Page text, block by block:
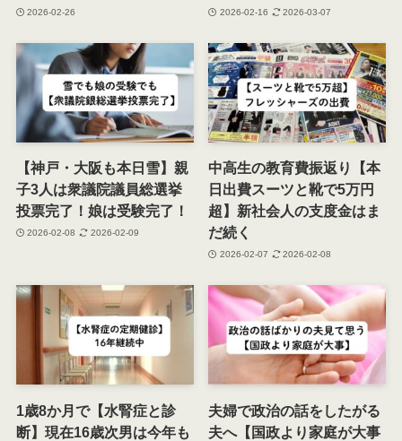
2026-02-26 2026-02-16 2026-03-07
【神戸・大阪も本日雪】親
子3人は衆議院議員総選挙
投票完了！娘は受験完了！
2026-02-08 2026-02-09
中高生の教育費振返り【本
日出費スーツと靴で5万円
超】新社会人の支度金はま
だ続く
2026-02-07 2026-02-08
1歳8か月で【水腎症と診
断】現在16歳次男は今年も
夫婦で政治の話をしたがる
夫へ【国政より家庭が大事